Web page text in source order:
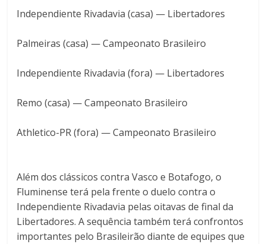
Independiente Rivadavia (casa) — Libertadores
Palmeiras (casa) — Campeonato Brasileiro
Independiente Rivadavia (fora) — Libertadores
Remo (casa) — Campeonato Brasileiro
Athletico-PR (fora) — Campeonato Brasileiro
Além dos clássicos contra Vasco e Botafogo, o
Fluminense terá pela frente o duelo contra o
Independiente Rivadavia pelas oitavas de final da
Libertadores. A sequência também terá confrontos
importantes pelo Brasileirão diante de equipes que